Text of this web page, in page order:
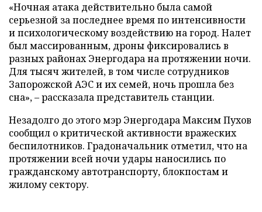
«Ночная атака действительно была самой
серьезной за последнее время по интенсивности
и психологическому воздействию на город. Налет
был массированным, дроны фиксировались в
разных районах Энергодара на протяжении ночи.
Для тысяч жителей, в том числе сотрудников
Запорожской АЭС и их семей, ночь прошла без
сна», – рассказала представитель станции.
Незадолго до этого мэр Энергодара Максим Пухов
сообщил о критической активности вражеских
беспилотников. Градоначальник отметил, что на
протяжении всей ночи удары наносились по
гражданскому автотранспорту, блокпостам и
жилому сектору.